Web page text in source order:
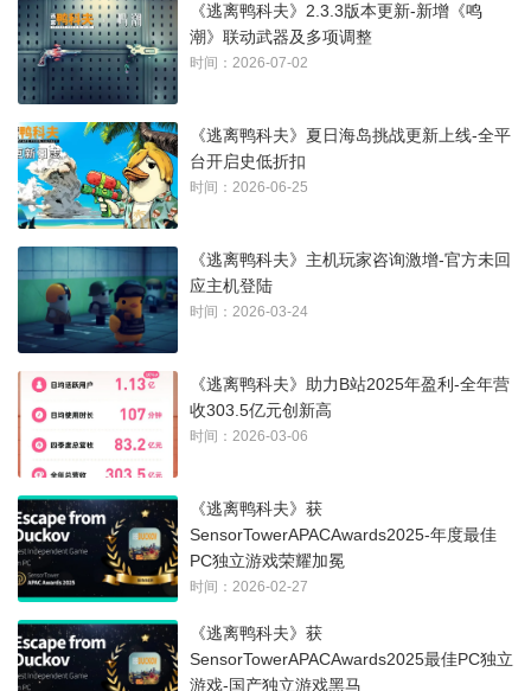
《逃离鸭科夫》2.3.3版本更新-新增《鸣
潮》联动武器及多项调整
时间：2026-07-02
《逃离鸭科夫》夏日海岛挑战更新上线-全平
台开启史低折扣
时间：2026-06-25
《逃离鸭科夫》主机玩家咨询激增-官方未回
应主机登陆
时间：2026-03-24
《逃离鸭科夫》助力B站2025年盈利-全年营
收303.5亿元创新高
时间：2026-03-06
《逃离鸭科夫》获
SensorTowerAPACAwards2025-年度最佳
PC独立游戏荣耀加冕
时间：2026-02-27
《逃离鸭科夫》获
SensorTowerAPACAwards2025最佳PC独立
游戏-国产独立游戏黑马